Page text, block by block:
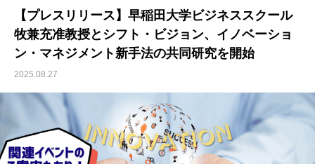
【プレスリリース】早稲田大学ビジネススクール
牧兼充准教授とシフト・ビジョン、イノベーショ
ン・マネジメント新手法の共同研究を開始
2025.08.27